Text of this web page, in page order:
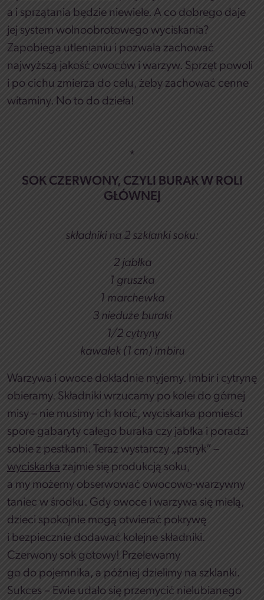
a i sprzątania będzie niewiele. A co dobrego daje
jej system wolnoobrotowego wyciskania?
Zapobiega utlenianiu i pozwala zachować
najwyższą jakość owoców i warzyw. Sprzęt powoli
i po cichu zmierza do celu, żeby zachować cenne
witaminy. No to do dzieła!
*
SOK CZERWONY, CZYLI BURAK W ROLI
GŁÓWNEJ
składniki na 2 szklanki soku:
2 jabłka
1 gruszka
1 marchewka
3 nieduże buraki
1/2 cytryny
kawałek (1 cm) imbiru
Warzywa i owoce dokładnie myjemy. Imbir i cytrynę
obieramy. Składniki wrzucamy po kolei do górnej
misy – nie musimy ich kroić, wyciskarka pomieści
spore gabaryty całego buraka czy jabłka i poradzi
sobie z pestkami. Teraz wystarczy „pstryk” –
wyciskarka zajmie się produkcją soku,
a my możemy obserwować owocowo-warzywny
taniec w środku. Gdy owoce i warzywa się mielą,
dzieci spokojnie mogą otwierać pokrywę
i bezpiecznie dodawać kolejne składniki.
Czerwony sok gotowy! Przelewamy
go do pojemnika, a później dzielimy na szklanki.
Sukces – Ewie udało się przemycić nielubianego